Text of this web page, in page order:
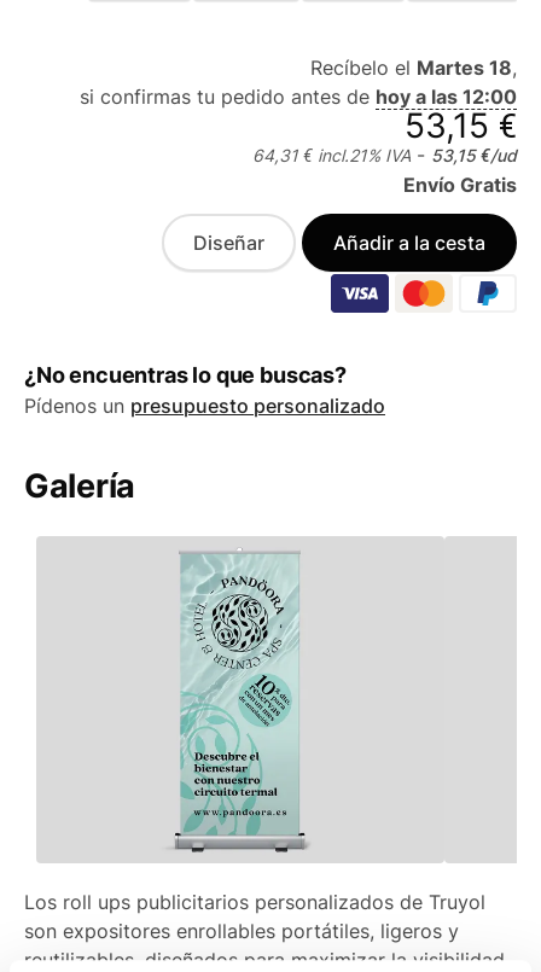
Recíbelo el Martes 18,
si confirmas tu pedido antes de hoy a las 12:00
53,15 €
64,31 € incl.21% IVA - 53,15 €/ud
Envío Gratis
Diseñar Añadir a la cesta
¿No encuentras lo que buscas?
Pídenos un presupuesto personalizado
Galería
Los roll ups publicitarios personalizados de Truyol
son expositores enrollables portátiles, ligeros y
reutilizables, diseñados para maximizar la visibilidad